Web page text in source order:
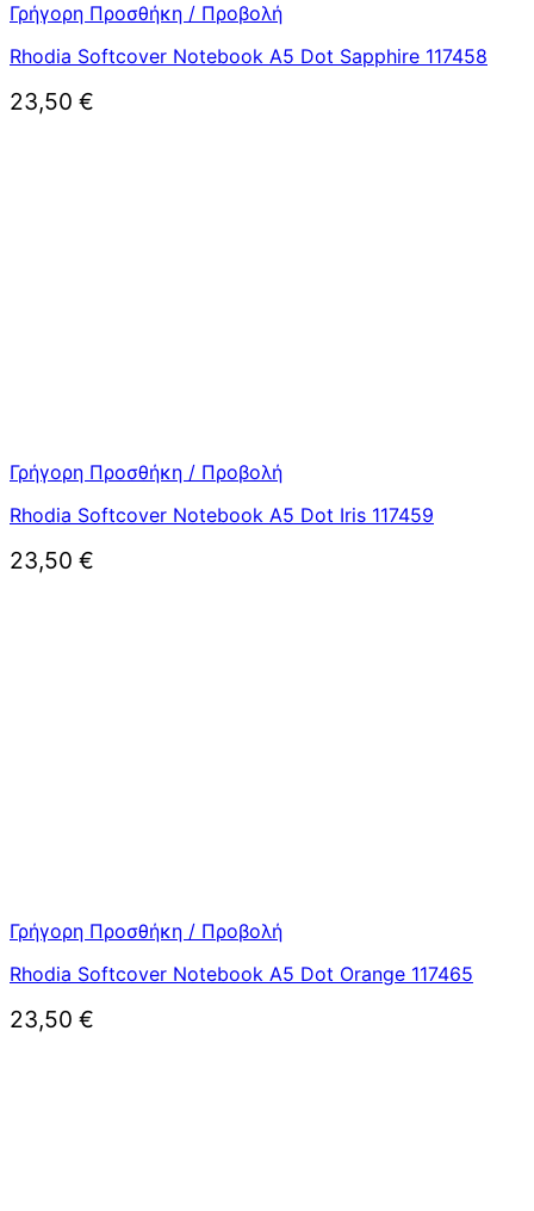
Γρήγορη Προσθήκη / Προβολή
Rhodia Softcover Notebook A5 Dot Sapphire 117458
23,50 €
Γρήγορη Προσθήκη / Προβολή
Rhodia Softcover Notebook A5 Dot Iris 117459
23,50 €
Γρήγορη Προσθήκη / Προβολή
Rhodia Softcover Notebook A5 Dot Orange 117465
23,50 €